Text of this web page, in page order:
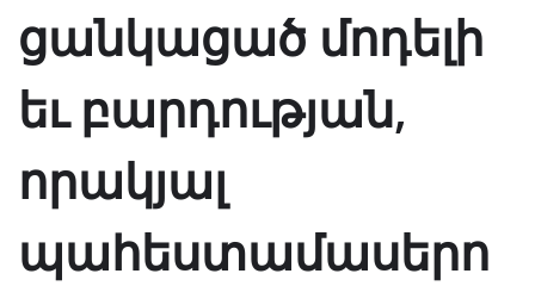
ցանկացած մոդելի
եւ բարդության,
որակյալ
պահեստամասերո